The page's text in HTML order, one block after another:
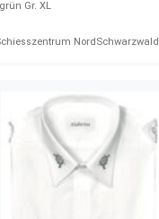
Gr. XL
NordSchwarzwald